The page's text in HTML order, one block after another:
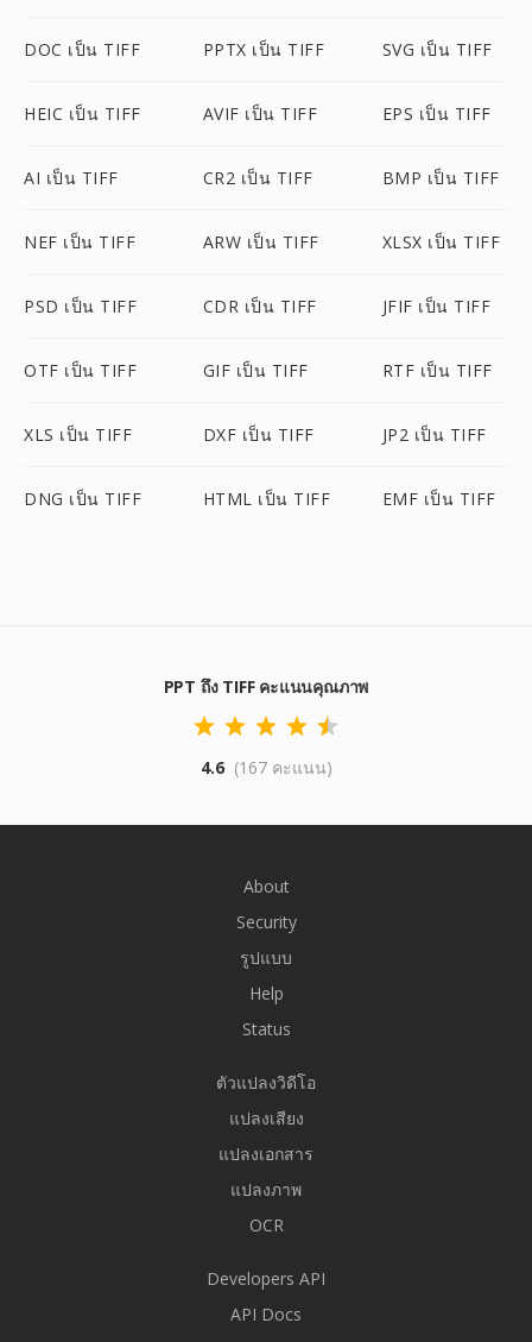
DOC เป็น TIFF PPTX เป็น TIFF SVG เป็น TIFF
HEIC เป็น TIFF AVIF เป็น TIFF EPS เป็น TIFF
AI เป็น TIFF CR2 เป็น TIFF BMP เป็น TIFF
NEF เป็น TIFF ARW เป็น TIFF XLSX เป็น TIFF
PSD เป็น TIFF CDR เป็น TIFF JFIF เป็น TIFF
OTF เป็น TIFF GIF เป็น TIFF RTF เป็น TIFF
XLS เป็น TIFF DXF เป็น TIFF JP2 เป็น TIFF
DNG เป็น TIFF HTML เป็น TIFF EMF เป็น TIFF
PPT ถึง TIFF คะแนนคุณภาพ
4.6 (167 คะแนน)
About
Security
รูปแบบ
Help
Status
ตัวแปลงวิดีโอ
แปลงเสียง
แปลงเอกสาร
แปลงภาพ
OCR
Developers API
API Docs